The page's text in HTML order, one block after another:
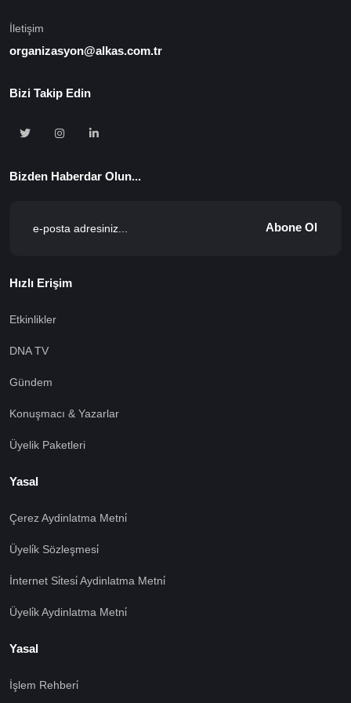
İletişim
organizasyon@alkas.com.tr
Bizi Takip Edin
Bizden Haberdar Olun...
Abone Ol
Hızlı Erişim
Etkinlikler
DNA TV
Gündem
Konuşmacı & Yazarlar
Üyelik Paketleri
Yasal
Çerez Aydinlatma Metni̇
Üyeli̇k Sözleşmesi̇
İnternet Si̇tesi̇ Aydinlatma Metni̇
Üyeli̇k Aydinlatma Metni̇
Yasal
İşlem Rehberi̇